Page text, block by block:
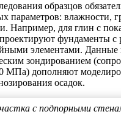
образцов
параметров: влажности,
Например, для глин с
фундаменты с
элементами. Данные
зондированием
МПа) дополняют
осадок.
с подпорными